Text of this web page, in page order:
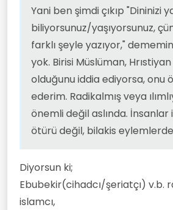
Yani ben şimdi çıkıp "Dininizi
biliyorsunuz/yaşıyorsunuz,
farklı şeyle yazıyor,"
yok. Birisi Müslüman,
olduğunu iddia ediyorsa, onu
ederim. Radikalmış veya
önemli değil aslında. İnsanlar
ötürü değil, bilakis
Diyorsun ki;
Ebubekir(cihadcı/şeriatçı) v.b.
islamcı,